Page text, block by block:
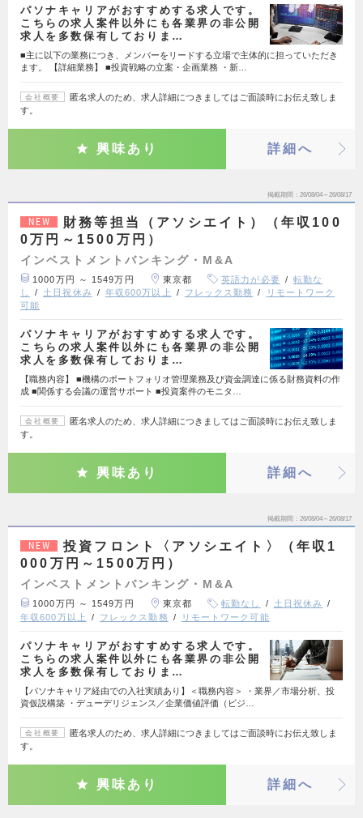
パソナキャリアがおすすめする求人です。
こちらの求人案件以外にも各業界の非公開
求人を多数保有しておりま…
■主に以下の業務につき、メンバーをリードする立場で主体的に担っていただき
ます。 【詳細業務】 ■投資戦略の立案・企画業務 ・新…
会社概要
匿名求人のため、求人詳細につきましてはご面談時にお伝え致しま
す。
興味あり 詳細へ
掲載期間 26/08/04～26/08/17
NEW
財務等担当（アソシエイト）（年収100
0万円～1500万円）
インベストメントバンキング・M&A
1000万円 ～ 1549万円 東京都 英語力が必要
転勤な
し
土日祝休み 年収600万以上 フレックス勤務
リモートワーク
可能
パソナキャリアがおすすめする求人です。
こちらの求人案件以外にも各業界の非公開
求人を多数保有しておりま…
【職務内容】 ■機構のポートフォリオ管理業務及び資金調達に係る財務資料の作
成 ■関係する会議の運営サポート ■投資案件のモニタ…
会社概要
匿名求人のため、求人詳細につきましてはご面談時にお伝え致しま
す。
興味あり 詳細へ
掲載期間 26/08/04～26/08/17
NEW
投資フロント〈アソシエイト〉（年収1
000万円～1500万円）
インベストメントバンキング・M&A
1000万円 ～ 1549万円 東京都 転勤なし
土日祝休み
年収600万以上
フレックス勤務 リモートワーク可能
パソナキャリアがおすすめする求人です。
こちらの求人案件以外にも各業界の非公開
求人を多数保有しておりま…
【パソナキャリア経由での入社実績あり】＜職務内容＞ ・業界／市場分析、投
資仮説構築 ・デューデリジェンス／企業価値評価（ビジ…
会社概要
匿名求人のため、求人詳細につきましてはご面談時にお伝え致しま
す。
興味あり 詳細へ